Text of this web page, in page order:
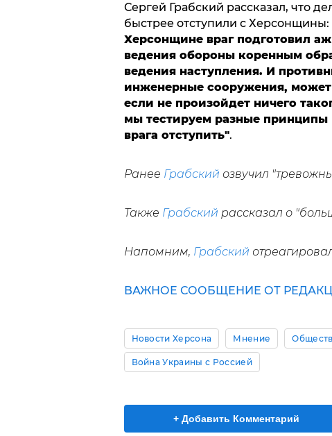
Сергей Грабский рассказал, что
быстрее отступили с Херсонщины:
Херсонщине враг подготовил
ведения обороны коренным
ведения наступления. И
инженерные сооружения, может
если не произойдет ничего
мы тестируем разные принципы
врага отступить".
Ранее Грабский озвучил
Также Грабский рассказал о
Напомним, Грабский
ВАЖНОЕ СООБЩЕНИЕ ОТ
Новости Херсона Мнение
Война Украины с Россией
+ Добавить Комментарий